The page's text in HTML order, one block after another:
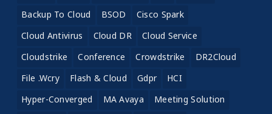
Backup To Cloud
BSOD
Cisco Spark
Cloud Antivirus
Cloud DR
Cloud Service
Cloudstrike
Conference Crowdstrike
DR2Cloud
File .wcry
Flash & Cloud Gdpr
HCI
Hyper-Converged
MA Avaya
Meeting Solution